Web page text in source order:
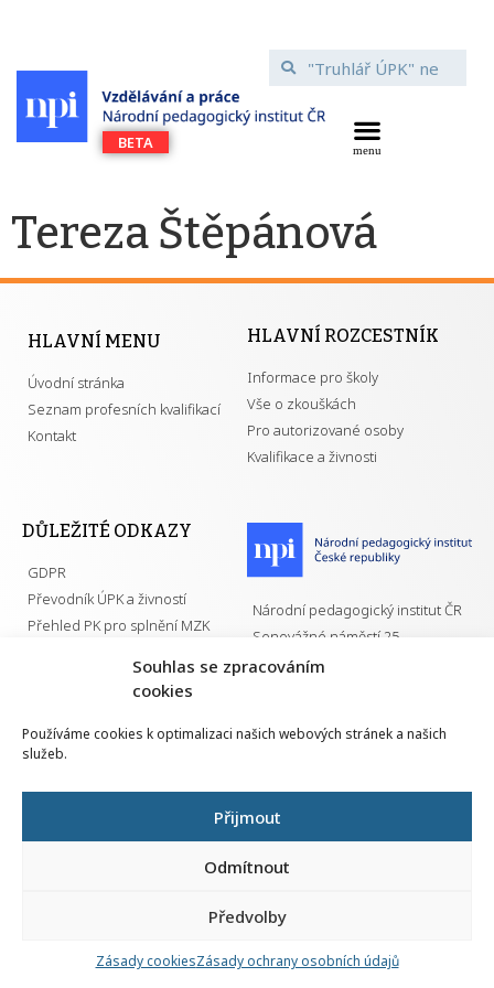
Souhlas se zpracováním
cookies
Používáme cookies k optimalizaci našich webových stránek a našich
služeb.
Přijmout
Odmítnout
Předvolby
Zásady cookiesZásady ochrany osobních údajů
Tereza Štěpánová
HLAVNÍ MENU
Úvodní stránka
Seznam profesních kvalifikací
Kontakt
HLAVNÍ ROZCESTNÍK
Informace pro školy
Vše o zkouškách
Pro autorizované osoby
Kvalifikace a živnosti
DŮLEŽITÉ ODKAZY
GDPR
Převodník ÚPK a živností
Přehled PK pro splnění MZK
Národní pedagogický institut ČR
Senovážné náměstí 25
110 00 Praha 1